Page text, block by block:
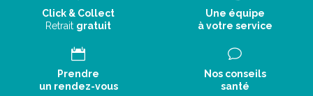
Click & Collect
Retrait gratuit
Une équipe
à votre service
Prendre
un rendez-vous
Nos conseils
santé